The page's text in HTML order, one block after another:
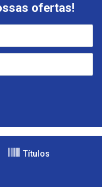
ofertas!
Títulos